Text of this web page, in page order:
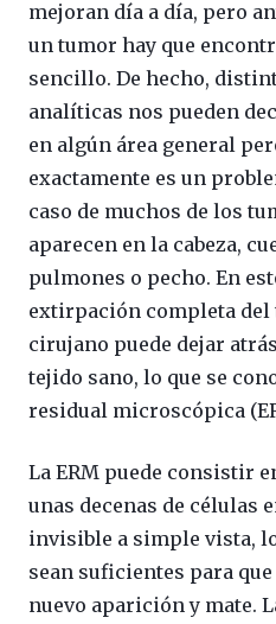
mejoran día a día, pero
un tumor hay que
sencillo. De hecho,
analíticas nos pueden
en algún área general
exactamente es un
caso de muchos de los
aparecen en la cabeza,
pulmones o pecho. En
extirpación completa
cirujano puede dejar
tejido sano, lo que se
residual microscópica
La ERM puede consistir
unas decenas de células
invisible a simple vista,
sean suficientes para
nuevo aparición y mate.